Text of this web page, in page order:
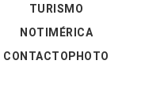
TURISMO
NOTIMÉRICA
CONTACTOPHOTO